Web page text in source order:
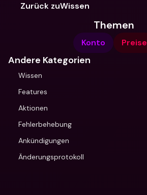
Zurück zuWissen
Themen
Konto Preise
Andere Kategorien
Wissen
Features
Aktionen
Fehlerbehebung
Ankündigungen
Änderungsprotokoll